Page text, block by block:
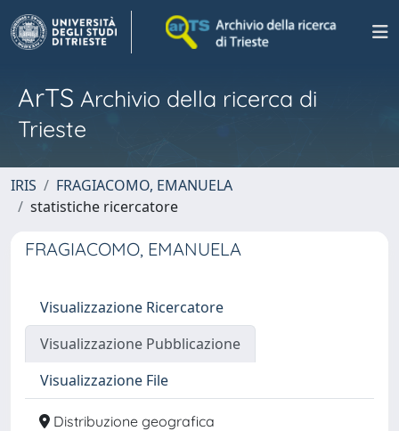
ArTS Archivio della ricerca di
Trieste
IRIS
FRAGIACOMO, EMANUELA
statistiche ricercatore
FRAGIACOMO, EMANUELA
Visualizzazione Ricercatore
Visualizzazione Pubblicazione
Visualizzazione File
Distribuzione geografica